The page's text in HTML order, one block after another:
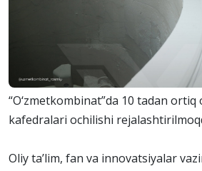
“O‘zmetkombinat”da 10 tadan
kafedralari ochilishi
Oliy ta’lim, fan va innovatsiyalar